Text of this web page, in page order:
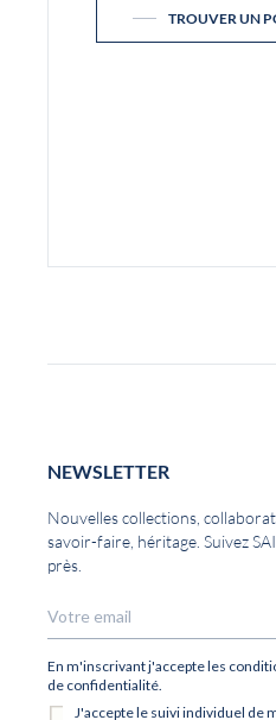
TROUVER UN
NEWSLETTER
Nouvelles collections,
savoir-faire, héritage. Suivez
près.